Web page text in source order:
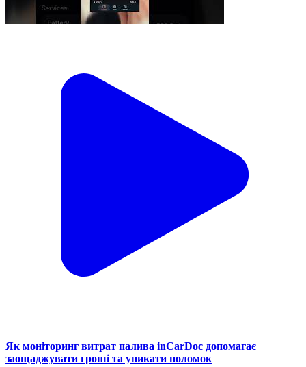
Як моніторинг витрат палива inCarDoc допомагає
заощаджувати гроші та уникати поломок